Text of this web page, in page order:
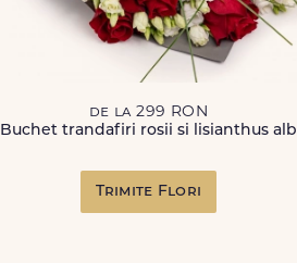
de la 299 RON
Buchet trandafiri rosii si lisianthus alb
Trimite Flori